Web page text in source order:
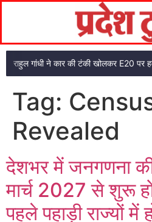
Tag:
Revealed
देशभर में जनगणना
मार्च 2027 से शुरू
पहले पहाड़ी राज्यों